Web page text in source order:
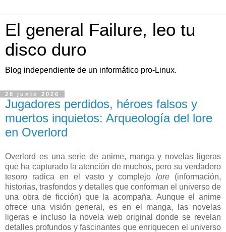
El general Failure, leo tu
disco duro
Blog independiente de un informático pro-Linux.
28 junio 2026
Jugadores perdidos, héroes falsos y
muertos inquietos: Arqueología del lore
en Overlord
Overlord es una serie de anime, manga y novelas ligeras
que ha capturado la atención de muchos, pero su verdadero
tesoro radica en el vasto y complejolore (información,
historias, trasfondos y detalles que conforman el universo de
una obra de ficción) que la acompaña. Aunque el anime
ofrece una visión general, es en el manga, las novelas
ligeras e incluso la novela web original donde se revelan
detalles profundos y fascinantes que enriquecen el universo